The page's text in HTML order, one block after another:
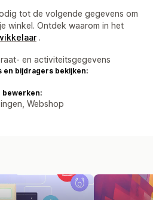
tot de volgende gegevens om
winkel. Ontdek waarom in het
.
en activiteitsgegevens
en bijdragers bekijken:
bewerken:
Webshop